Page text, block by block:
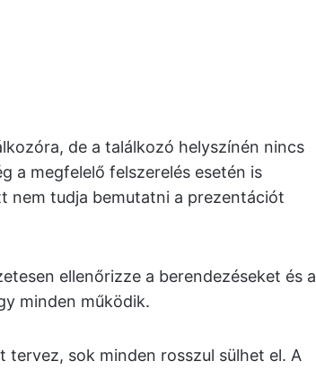
de a találkozó helyszínén nincs
a megfelelő felszerelés esetén is
nem tudja bemutatni a prezentációt
ellenőrizze a berendezéseket és a
minden működik.
sok minden rosszul sülhet el. A